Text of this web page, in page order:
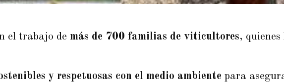
el trabajo de más de 700 familias de viticultores,
y respetuosas con el medio ambiente para